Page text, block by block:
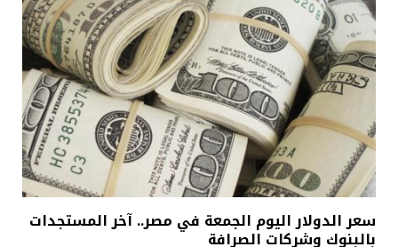
سعر الدولار اليوم الجمعة في مصر.. آخر المستجدات
بالبنوك وشركات الصرافة